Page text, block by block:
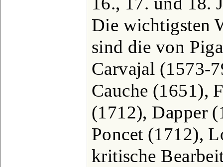
Die wichtigsten
sind die von
Carvajal (1573-
Cauche (1651),
(1712), Dapper
Poncet (1712),
kritische